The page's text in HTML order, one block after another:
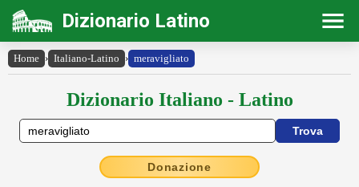
Dizionario Latino
Home › Italiano-Latino › meravigliato
Dizionario Italiano - Latino
Donazione